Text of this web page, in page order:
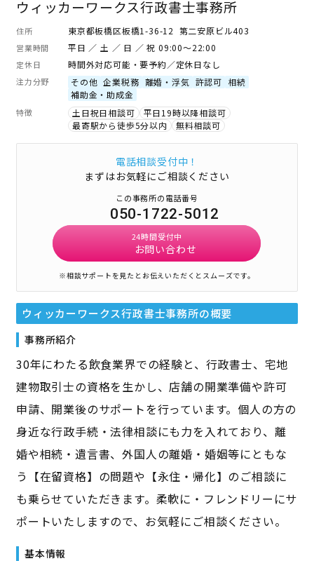
ウィッカーワークス行政書士事務所
住所 東京都板橋区板橋1-36-12 第二安原ビル403
営業時間 平日 ／ 土 ／ 日 ／ 祝 09:00～22:00
定休日 時間外対応可能・要予約／定休日なし
注力分野 その他 企業税務 離婚・浮気 許認可 相続
補助金・助成金
特徴 土日祝日相談可
平日19時以降相談可
最寄駅から徒歩5分以内
無料相談可
電話相談受付中！
まずはお気軽にご相談ください
この事務所の電話番号
050-1722-5012
24時間受付中
お問い合わせ
※相談サポートを見たとお伝えいただくとスムーズです。
ウィッカーワークス行政書士事務所の概要
事務所紹介
30年にわたる飲食業界での経験と、行政書士、宅地
建物取引士の資格を生かし、店舗の開業準備や許可
申請、開業後のサポートを行っています。個人の方の
身近な行政手続・法律相談にも力を入れており、離
婚や相続・遺言書、外国人の離婚・婚姻等にともな
う【在留資格】の問題や【永住・帰化】のご相談に
も乗らせていただきます。柔軟に・フレンドリーにサ
ポートいたしますので、お気軽にご相談ください。
基本情報